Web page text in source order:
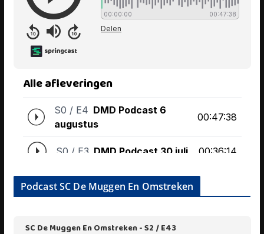
Podcast SC De Muggen En Omstreken